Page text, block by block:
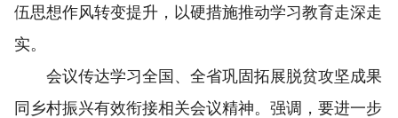
伍思想作风转变提升，以硬措施推动学习教育走深走
实。
会议传达学习全国、全省巩固拓展脱贫攻坚成果
同乡村振兴有效衔接相关会议精神。强调，要进一步